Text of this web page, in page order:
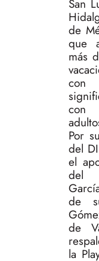
San
de
que
más
con
con
Por
del
el
del
de
de
la